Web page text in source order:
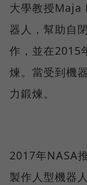
大學教授Maja
器人，幫助自
作，並在2015
煉。當受到機
力鍛煉。
2017年NASA
製作人型機器